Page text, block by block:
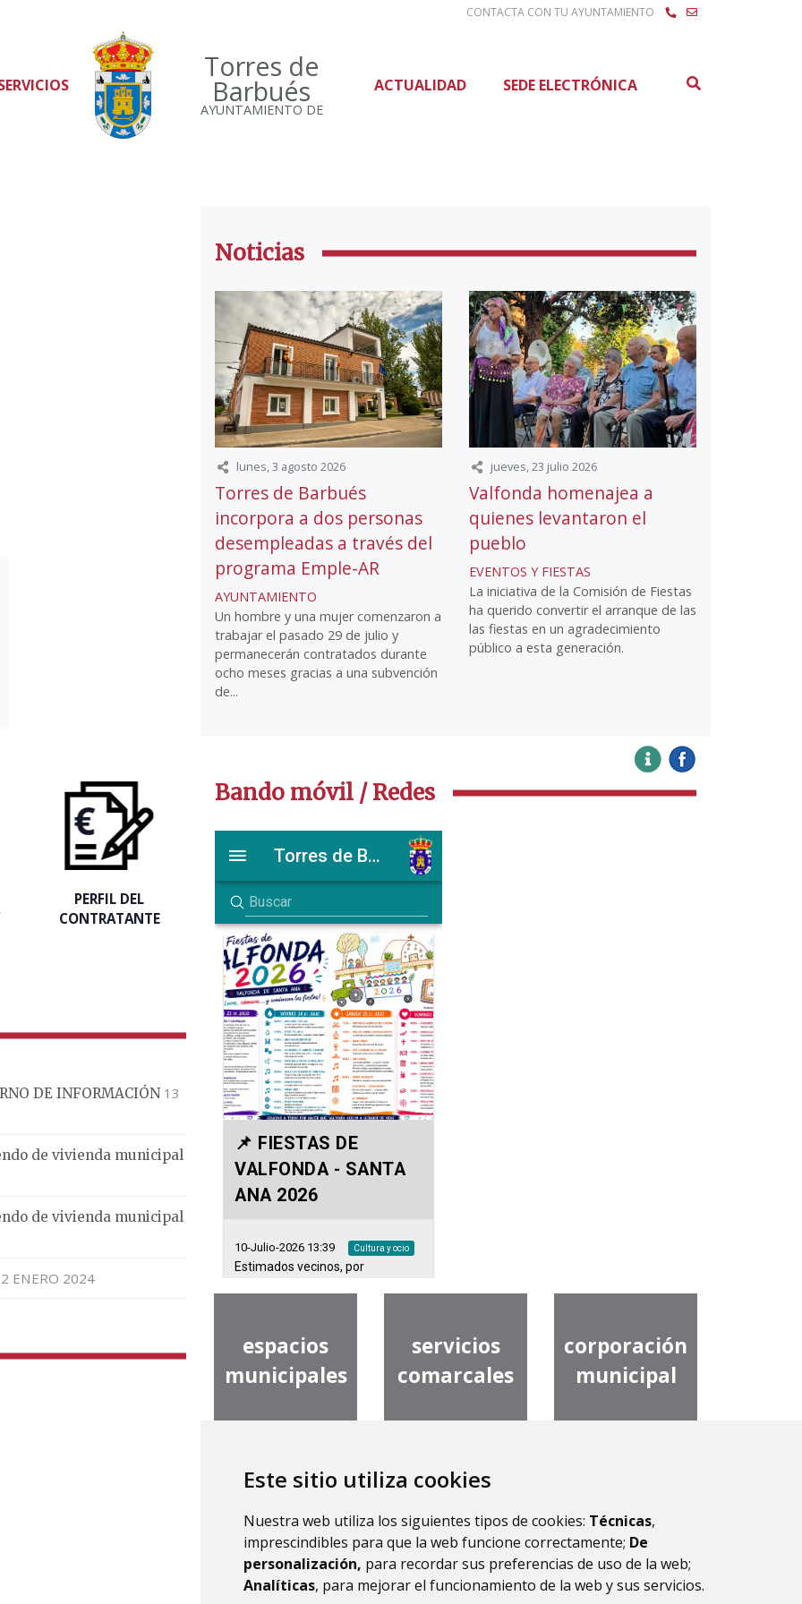
Este sitio utiliza cookies
Nuestra web utiliza los siguientes tipos de cookies: Técnicas,
imprescindibles para que la web funcione correctamente; De
personalización, para recordar sus preferencias de uso de la web;
Analíticas, para mejorar el funcionamiento de la web y sus servicios.
CONTACTA CON TU AYUNTAMIENTO
Torres de
Barbués
AYUNTAMIENTO DE
ACTUALIDAD SEDE ELECTRÓNICA
PERFIL DEL
CONTRATANTE
DE INFORMACIÓN 13
de vivienda municipal
de vivienda municipal
ENERO 2024
Noticias
lunes, 3 agosto 2026
Torres de Barbués
incorpora a dos personas
desempleadas a través del
programa Emple-AR
AYUNTAMIENTO
Un hombre y una mujer comenzaron a
trabajar el pasado 29 de julio y
permanecerán contratados durante
ocho meses gracias a una subvención
de...
jueves, 23 julio 2026
Valfonda homenajea a
quienes levantaron el
pueblo
EVENTOS Y FIESTAS
La iniciativa de la Comisión de Fiestas
ha querido convertir el arranque de las
las fiestas en un agradecimiento
público a esta generación.
Bando móvil / Redes
espacios
municipales
servicios
comarcales
corporación
municipal
interés
documentos